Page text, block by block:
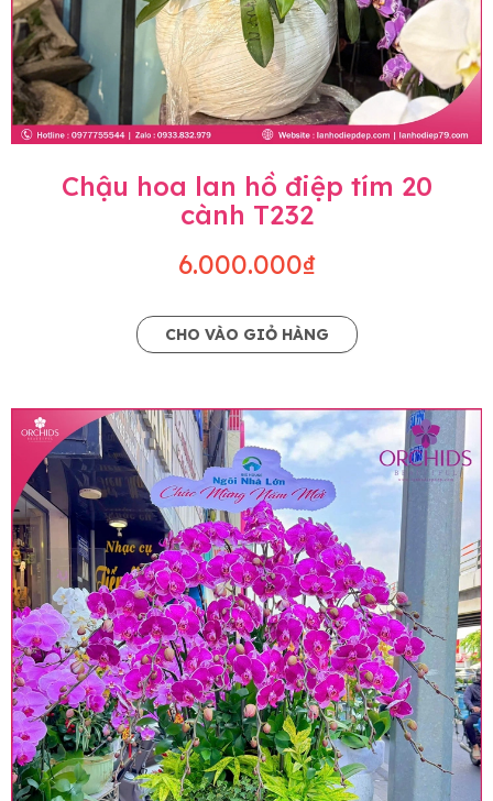
Chậu hoa lan hồ điệp tím 20
cành T232
6.000.000₫
CHO VÀO GIỎ HÀNG